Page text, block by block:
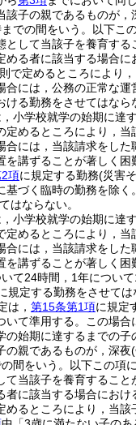
該子の親であるものが，
での間をいう。以下こ
として当該子を養育する
める者に該当する場合に
で定めるところにより
合には，公務の正常な運
ける勤務をさせてはなら
小学校就学の始期に達
定めるところにより，当
合には，当該請求をした
を講ずることが著しく困
項に規定する勤務(災害
基づく臨時の勤務を除く。
はならない。
小学校就学の始期に達
定めるところにより，当
合には，当該請求をした
を講ずることが著しく困
て24時間，1年について
規定する勤務をさせては
は， 第15条第1項に規定
いて準用する。
この場合
の始期に達するまでの子
の親であるものが，深夜
間をいう。以下この項
て当該子を養育すること
者に該当する場合におけ
めるところにより，当該